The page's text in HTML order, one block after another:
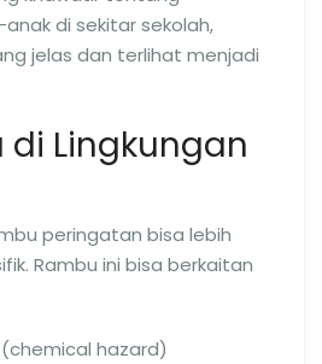
di sekitar sekolah,
jelas dan terlihat menjadi
di Lingkungan
peringatan bisa lebih
Rambu ini bisa berkaitan
hazard)